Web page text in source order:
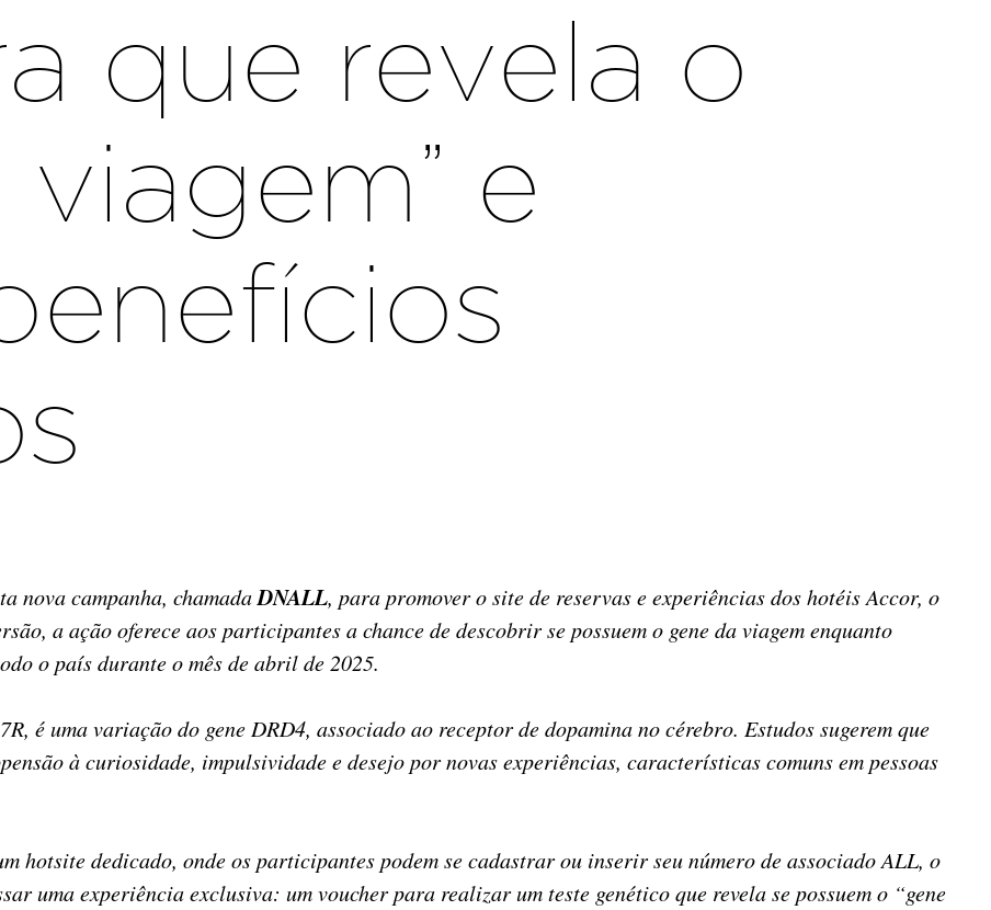
que revela o
viagem” e
nova campanha, chamadaDNALL, para promover o site de reservas e experiências dos hotéis Accor, o
a ação oferece aos participantes a chance de descobrir se possuem o gene da viagem enquanto
o país durante o mês de abril de 2025.
é uma variação do gene DRD4, associado ao receptor de dopamina no cérebro. Estudos sugerem que
à curiosidade, impulsividade e desejo por novas experiências, características comuns em pessoas
hotsite dedicado, onde os participantes podem se cadastrar ou inserir seu número de associado ALL, o
uma experiência exclusiva: um voucher para realizar um teste genético que revela se possuem o “gene